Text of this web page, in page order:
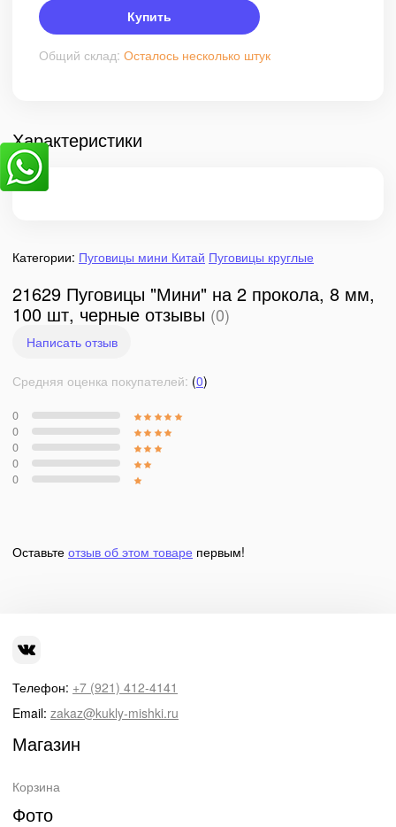
Купить
Общий склад: Осталось несколько штук
Характеристики
Категории: Пуговицы мини Китай Пуговицы круглые
21629 Пуговицы "Мини" на 2 прокола, 8 мм,
100 шт, черные отзывы (0)
Написать отзыв
Средняя оценка покупателей: (0)
0
0
0
0
0
Оставьте отзыв об этом товаре первым!
Телефон: +7 (921) 412-4141
Email: zakaz@kukly-mishki.ru
Магазин
Корзина
Фото